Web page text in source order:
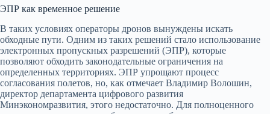
ЭПР как временное решение
В таких условиях операторы дронов вынуждены искать
обходные пути. Одним из таких решений стало использование
электронных пропускных разрешений (ЭПР), которые
позволяют обходить законодательные ограничения на
определенных территориях. ЭПР упрощают процесс
согласования полетов, но, как отмечает Владимир Волошин,
директор департамента цифрового развития
Минэкономразвития, этого недостаточно. Для полноценного